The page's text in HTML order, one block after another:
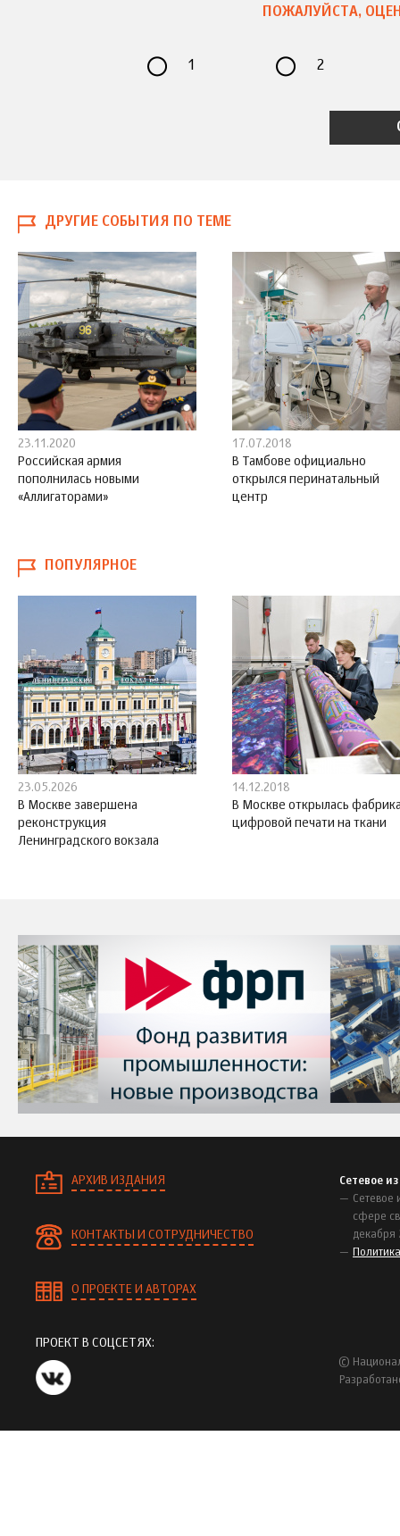
ПОЖАЛУЙСТА,
1 2
ДРУГИЕ СОБЫТИЯ ПО ТЕМЕ
23.11.2020
Российская армия
пополнилась новыми
«Аллигаторами»
17.07.2018
В Тамбове официально
открылся перинатальный
центр
ПОПУЛЯРНОЕ
23.05.2026
В Москве завершена
реконструкция
Ленинградского вокзала
14.12.2018
В Москве открылась
цифровой печати на ткани
АРХИВ ИЗДАНИЯ
КОНТАКТЫ И СОТРУДНИЧЕСТВО
О ПРОЕКТЕ И АВТОРАХ
Сетевое
Сетевое
сфере
декабря
ПРОЕКТ В СОЦСЕТЯХ:
©